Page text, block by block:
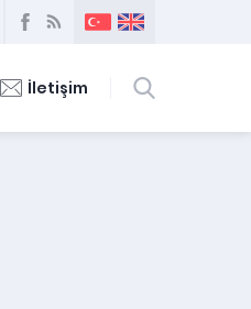
İletişim